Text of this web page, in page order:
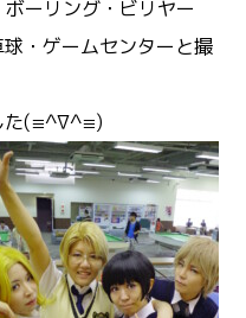
ボーリング・ビリヤー
・ゲームセンターと撮
た(≡^∇^≡)